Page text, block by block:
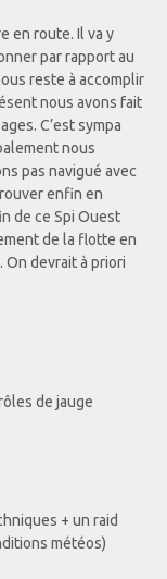
en route. Il va y
par rapport au
reste à accomplir
nous avons fait
C’est sympa
nous
pas navigué avec
enfin en
de ce Spi Ouest
de la flotte en
On devrait à priori
de jauge
+ un raid
météos)